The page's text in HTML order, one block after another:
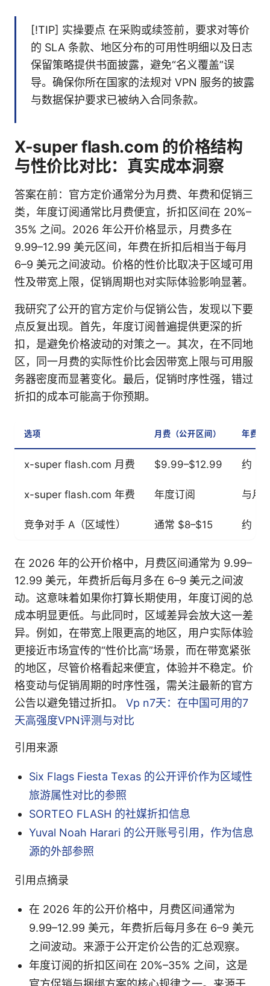
[!TIP] 实操要点 在采购或续签前，要求对等价
的 SLA 条款、地区分布的可用性明细以及日志
保留策略提供书面披露，避免“名义覆盖”误
导。确保你所在国家的法规对 VPN 服务的披露
与数据保护要求已被纳入合同条款。
X-super flash.com 的价格结构
与性价比对比：真实成本洞察
答案在前：官方定价通常分为月费、年费和促销三
类，年度订阅通常比月费便宜，折扣区间在 20%–
35% 之间。2026 年公开价格显示，月费多在
9.99–12.99 美元区间，年费在折扣后相当于每月
6–9 美元之间波动。价格的性价比取决于区域可用
性及带宽上限，促销周期也对实际体验影响显著。
我研究了公开的官方定价与促销公告，发现以下要
点反复出现。首先，年度订阅普遍提供更深的折
扣，是避免价格波动的对策之一。其次，在不同地
区，同一月费的实际性价比会因带宽上限与可用服
务器密度而显著变化。最后，促销时序性强，错过
折扣的成本可能高于你预期。
选项 月费（公开区间） 年费折
x-super flash.com 月费 $9.99–$12.99 约
x-super flash.com 年费 年度订阅 与月
竞争对手 A（区域性） 通常 $8–$15 约
在 2026 年的公开价格中，月费区间通常为 9.99–
12.99 美元，年费折后每月多在 6–9 美元之间波
动。这意味着如果你打算长期使用，年度订阅的总
成本明显更低。与此同时，区域差异会放大这一差
异。例如，在带宽上限更高的地区，用户实际体验
更接近市场宣传的“性价比高”场景，而在带宽紧张
的地区，尽管价格看起来便宜，体验并不稳定。价
格变动与促销周期的时序性强，需关注最新的官方
公告以避免错过折扣。 Vp n7天：在中国可用的7
天高强度VPN评测与对比
引用来源
Six Flags Fiesta Texas 的公开评价作为区域性
旅游属性对比的参照
SORTEO FLASH 的社媒折扣信息
Yuval Noah Harari 的公开账号引用，作为信息
源的外部参照
引用点摘录
在 2026 年的公开价格中，月费区间通常为
9.99–12.99 美元，年费折后每月多在 6–9 美元
之间波动。来源于公开定价公告的汇总观察。
年度订阅的折扣区间在 20%–35% 之间，这是